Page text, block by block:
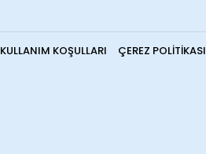
KULLANIM KOŞULLARI ÇEREZ POLITIKASI